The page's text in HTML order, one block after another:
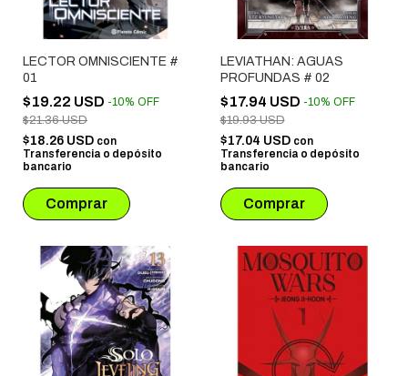
LECTOR OMNISCIENTE #
01
$19.22 USD -10% OFF
$21.36 USD
$18.26 USD con
Transferencia o depósito
bancario
LEVIATHAN: AGUAS
PROFUNDAS # 02
$17.94 USD -10% OFF
$19.93 USD
$17.04 USD con
Transferencia o depósito
bancario